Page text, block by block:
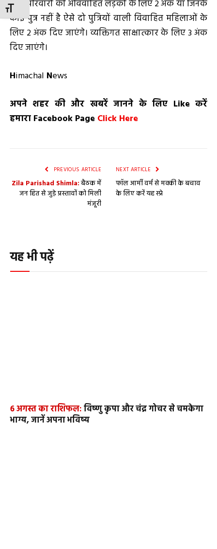
TOGGLE FONT SIZE
वाले परिवारों की अविवाहित लड़की के लिए 2 अंक या जिनके
कोई पुत्र नहीं है ऐसे दो पुत्रियों वाली विवाहित महिलाओं के
लिए 2 अंक दिए जाएंगे। व्यक्तिगत साक्षात्कार के लिए 3 अंक
दिए जाएंगे।
Himachal News
अपने शहर की और खबरें जानने के लिए Likeकरें
हमारा Facebook Page Click Here
PREVIOUS ARTICLE
Zila Parishad Shimla:बैठक में
जन हित से जुड़े प्रस्तावों को मिली
मंजूरी
NEXT ARTICLE
फॉल आर्मी वर्म से मक्की के बचाव
के लिए करें यह स्प्रे
यह भी पढ़ें
6 अगस्त का राशिफल:विष्णु कृपा और चंद्र गोचर से चमकेगा
भाग्य, जानें अपना भविष्य